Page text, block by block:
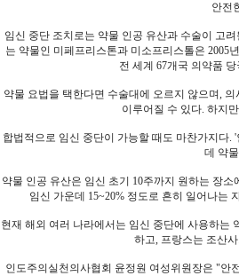
안전
임신 중단 조치로는 약물 인공 유산과 수술이 고
는 약물인 미페프리스톤과 미소프리스톨은 2005
전 세계 67개국 의약품
약물 요법을 택한다면 수술대에 오르지 않으며,
이루어질 수 있다. 하지
합법적으로 임신 중단이 가능할 때도 마찬가지다.
데 약
약물 인공 유산은 임신 초기 10주까지 원하는 장
임신 가운데 15~20% 정도로 흔히 일어나는
현재 해외 여러 나라에서는 임신 중단에 사용하는
하고, 프랑스는 조산
인도주의실천의사협회 윤정원 여성위원장은 "안